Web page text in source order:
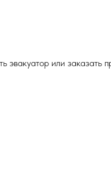
эвакуатор или